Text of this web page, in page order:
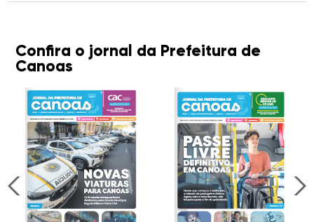
Confira o jornal da Prefeitura de
Canoas